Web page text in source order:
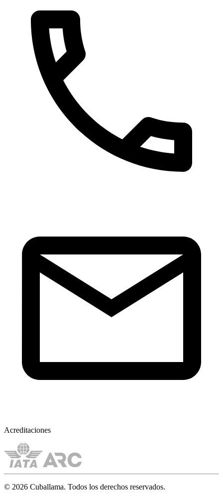
Acreditaciones
© 2026 Cuballama. Todos los derechos reservados.